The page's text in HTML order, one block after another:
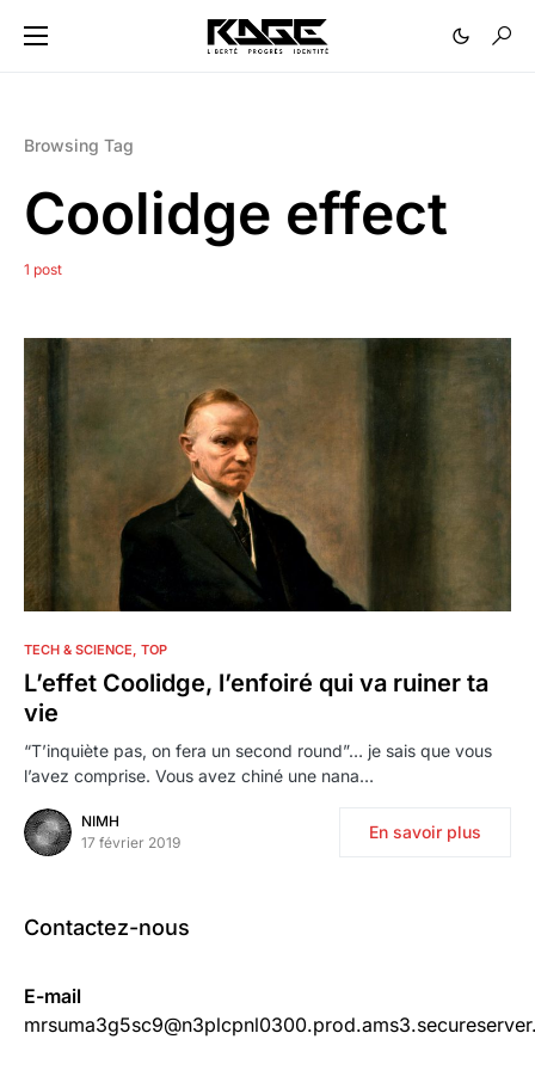
Browsing Tag
Coolidge effect
1 post
TECH & SCIENCE TOP
L’effet Coolidge, l’enfoiré qui va ruiner ta
vie
“T’inquiète pas, on fera un second round”… je sais que vous
l’avez comprise. Vous avez chiné une nana…
NIMH
17 février 2019
En savoir plus
Contactez-nous
E-mail